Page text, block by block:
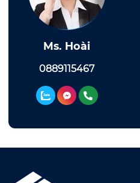
Ms. Hoài
0889115467